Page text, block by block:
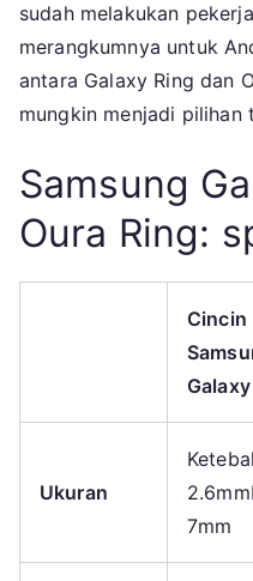
sudah melakukan
merangkumnya untuk
antara Galaxy Ring dan
mungkin menjadi pilihan
Samsung
Oura Ring:
Cincin
Galaxy
Ukuran
7mm